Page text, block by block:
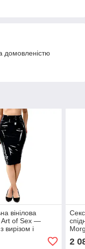
домовленістю
вінілова
Art of Sex —
вирізом і
колір чорний,
2